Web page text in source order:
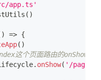
app.ts'
( )
) => {
( )
个页面路由的onShow生
. onShow( '/pages/